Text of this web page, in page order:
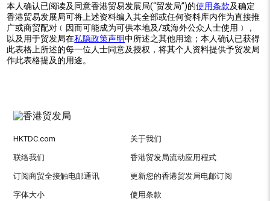
本人确认已阅读及同意香港贸易发展局(“贸发局”)的使用条款及确定
香港贸易发展局可将上述资料编入其全部或任何资料库内作为直接推
广或商贸配对﹝因而可能成为可供本地及/或海外公众人士使用﹞，
以及用于贸发局在私隐政策声明中所述之其他用途；本人确认已获得
此表格上所述的每一位人士同意及授权，将其个人资料提供予贸发局
作此表格提及的用途。
HKTDC.com 关于我们
联络我们 香港贸发局流动应用程式
订阅商贸全接触电邮通讯 更新您的香港贸发局电邮订阅
字体大小 使用条款